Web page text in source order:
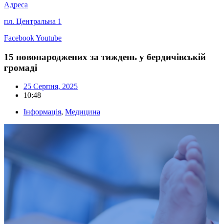
Адреса
пл. Центральна 1
FacebookYoutube
15 новонароджених за тиждень у бердичівській
громаді
25 Серпня, 2025
10:48
Інформація, Медицина